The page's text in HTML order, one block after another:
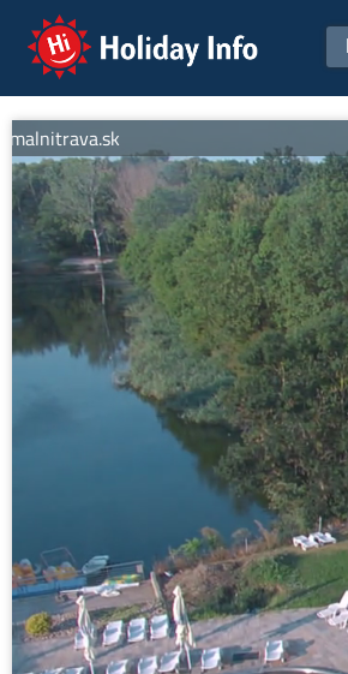
Holiday Info